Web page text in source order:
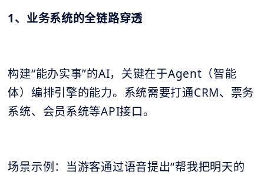
1、业务系统的全链路穿透
构建“能办实事”的AI，关键在于Agent（智能
体）编排引擎的能力。系统需要打通CRM、票务
系统、会员系统等API接口。
场景示例：当游客通过语音提出“帮我把明天的